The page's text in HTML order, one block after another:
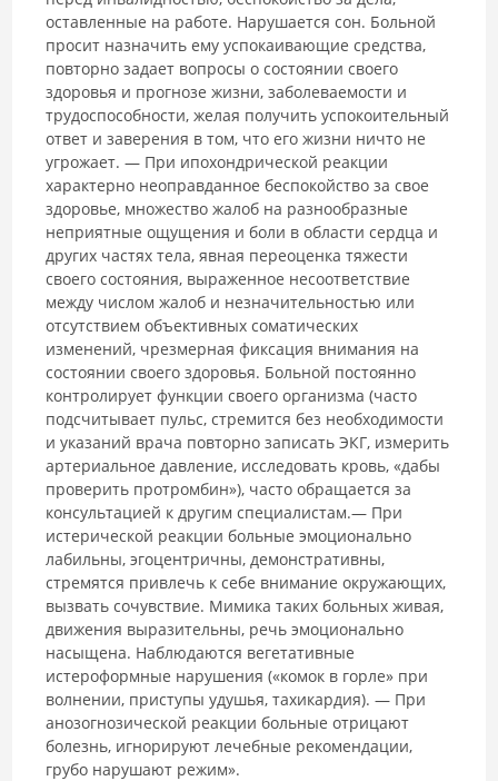
оставленные на работе. Нарушается сон. Больной
просит назначить ему успокаивающие средства,
повторно задает вопросы о состоянии своего
здоровья и прогнозе жизни, заболеваемости и
трудоспособности, желая получить успокоительный
ответ и заверения в том, что его жизни ничто не
угрожает. — При ипохондрической реакции
характерно неоправданное беспокойство за свое
здоровье, множество жалоб на разнообразные
неприятные ощущения и боли в области сердца и
других частях тела, явная переоценка тяжести
своего состояния, выраженное несоответствие
между числом жалоб и незначительностью или
отсутствием объективных соматических
изменений, чрезмерная фиксация внимания на
состоянии своего здоровья. Больной постоянно
контролирует функции своего организма (часто
подсчитывает пульс, стремится без необходимости
и указаний врача повторно записать ЭКГ, измерить
артериальное давление, исследовать кровь, «дабы
проверить протромбин»), часто обращается за
консультацией к другим специалистам.— При
истерической реакции больные эмоционально
лабильны, эгоцентричны, демонстративны,
стремятся привлечь к себе внимание окружающих,
вызвать сочувствие. Мимика таких больных живая,
движения выразительны, речь эмоционально
насыщена. Наблюдаются вегетативные
истероформные нарушения («комок в горле» при
волнении, приступы удушья, тахикардия). — При
анозогнозической реакции больные отрицают
болезнь, игнорируют лечебные рекомендации,
грубо нарушают режим».